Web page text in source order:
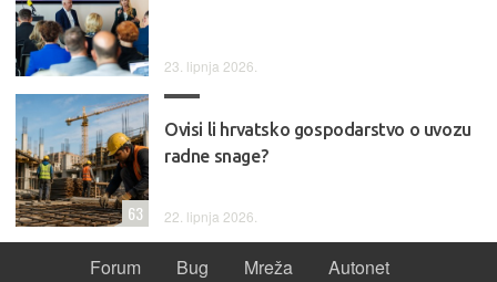
23. lipnja 2026.
Ovisi li hrvatsko gospodarstvo o uvozu
radne snage?
22. lipnja 2026.
63
Forum Bug Mreža
Autonet